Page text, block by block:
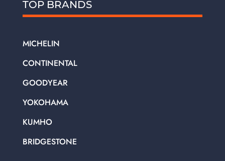
TOP BRANDS
MICHELIN
CONTINENTAL
GOODYEAR
YOKOHAMA
KUMHO
BRIDGESTONE